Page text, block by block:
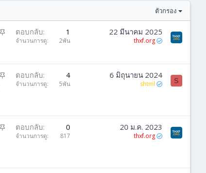
ตัวกรอง
ปั
มุ
ด
ตอบกลับ 1
จำนวนการดู 2พัน
22 มีนาคม 2025
thxf.org
ปั
ด
ตอบกลับ 4
จำนวนการดู 5พัน
6 มิถุนายน 2024
shtml S
ปั
ด
ตอบกลับ 0
จำนวนการดู 817
20 ม.ค. 2023
thxf.org